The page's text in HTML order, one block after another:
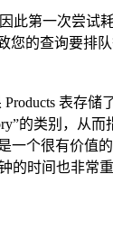
此第一次尝试
您的查询要排
表存储
的类别，从而
一个很有价值
的时间也非常